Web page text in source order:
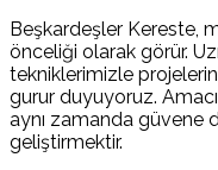
Beşkardeşler Kereste,
önceliği olarak görür.
tekniklerimizle
gurur duyuyoruz.
aynı zamanda güvene
geliştirmektir.